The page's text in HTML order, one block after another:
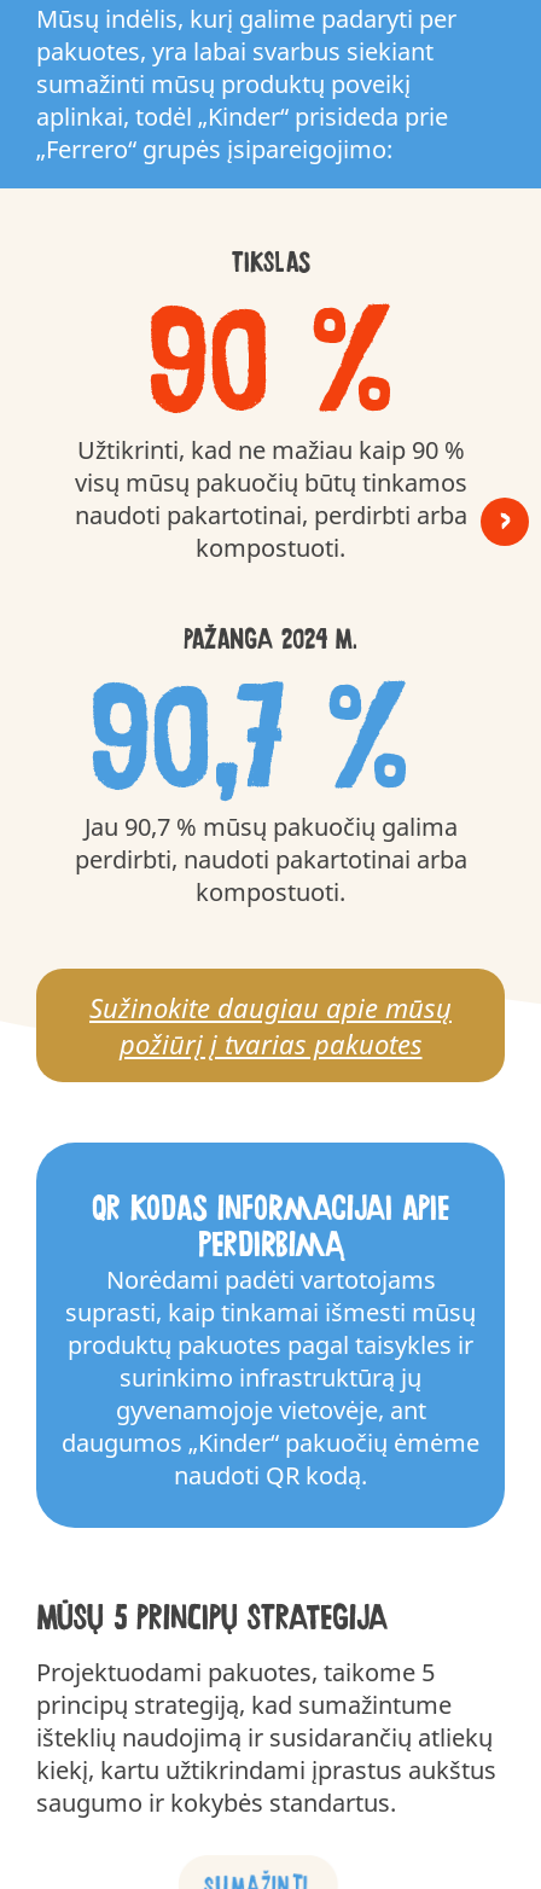
Mūsų indėlis, kurį galime padaryti per
pakuotes, yra labai svarbus siekiant
sumažinti mūsų produktų poveikį
aplinkai, todėl „Kinder“ prisideda prie
„Ferrero“ grupės įsipareigojimo:
TIKSLAS
90 %
Užtikrinti, kad ne mažiau kaip 90 %
visų mūsų pakuočių būtų tinkamos
naudoti pakartotinai, perdirbti arba
kompostuoti.
PAŽANGA 2024 m.
90,7 %
Jau 90,7 % mūsų pakuočių galima
perdirbti, naudoti pakartotinai arba
kompostuoti.
>
Sužinokite daugiau apie mūsų
požiūrį į tvarias pakuotes
QR kodas informacijai apie
perdirbimą
Norėdami padėti vartotojams
suprasti, kaip tinkamai išmesti mūsų
produktų pakuotes pagal taisykles ir
surinkimo infrastruktūrą jų
gyvenamojoje vietovėje, ant
daugumos „Kinder“ pakuočių ėmėme
naudoti QR kodą.
Mūsų 5 principų strategija
Projektuodami pakuotes, taikome 5
principų strategiją, kad sumažintume
išteklių naudojimą ir susidarančių atliekų
kiekį, kartu užtikrindami įprastus aukštus
saugumo ir kokybės standartus.